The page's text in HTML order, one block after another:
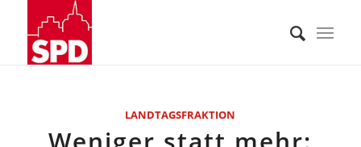
LANDTAGSFRAKTION